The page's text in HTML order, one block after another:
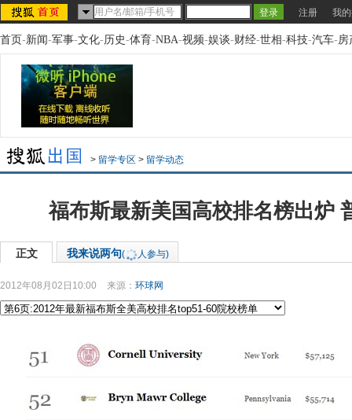
注册 我
首页-新闻-军事-文化-历史-体育-NBA-视频-娱谈-财经-世相-科技-汽车-房
> 留学专区 > 留学动态
福布斯最新美国高校排名榜出炉
正文 我来说两句( 人参与)
2012年08月02日10:00 来源： 环球网